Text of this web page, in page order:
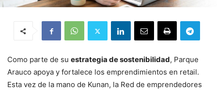
Como parte de su estrategia de sostenibilidad, Parque
Arauco apoya y fortalece los emprendimientos en retail.
Esta vez de la mano de Kunan, la Red de emprendedores